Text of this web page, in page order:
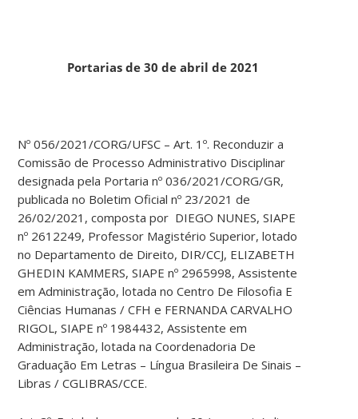
Portarias de 30 de abril de 2021
Nº 056/2021/CORG/UFSC – Art. 1º. Reconduzir a
Comissão de Processo Administrativo Disciplinar
designada pela Portaria nº 036/2021/CORG/GR,
publicada no Boletim Oficial nº 23/2021 de
26/02/2021, composta por DIEGO NUNES, SIAPE
nº 2612249, Professor Magistério Superior, lotado
no Departamento de Direito, DIR/CCJ, ELIZABETH
GHEDIN KAMMERS, SIAPE nº 2965998, Assistente
em Administração, lotada no Centro De Filosofia E
Ciências Humanas / CFH e FERNANDA CARVALHO
RIGOL, SIAPE nº 1984432, Assistente em
Administração, lotada na Coordenadoria De
Graduação Em Letras – Língua Brasileira De Sinais –
Libras / CGLIBRAS/CCE.